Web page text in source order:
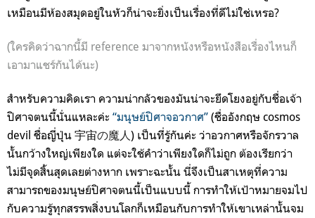
เหมือนมีห้องสมุดอยู่ในหัวก็น่าจะยิ่งเป็นเรื่องที่ดีไม่ใช่เหรอ?
(ใครคิดว่าฉากนี้มี reference มาจากหนังหรือหนังสือเรื่องไหนก็
เอามาแชร์กันได้นะ)
สำหรับความคิดเรา ความน่ากลัวของมันน่าจะยึดโยงอยู่กับชื่อเจ้า
ปิศาจตนนี้นั่นแหละค่ะ “มนุษย์ปิศาจอวกาศ” (ชื่ออังกฤษ cosmos
devil ชื่อญี่ปุ่น 宇宙の魔人 ) เป็นที่รู้กันค่ะ ว่าอวกาศหรือจักรวาล
นั้นกว้างใหญ่เพียงใด แต่จะใช้คำว่าเพียงใดก็ไม่ถูก ต้องเรียกว่า
ไม่มีจุดสิ้นสุดเลยต่างหาก เพราะฉะนั้น นี่จึงเป็นสาเหตุที่ความ
สามารถของมนุษย์ปิศาจตนนี้เป็นแบบนี้ การทำให้เป้าหมายจมไป
กับความรู้ทุกสรรพสิ่งบนโลกก็เหมือนกับการทำให้เขาเหล่านั้นจม